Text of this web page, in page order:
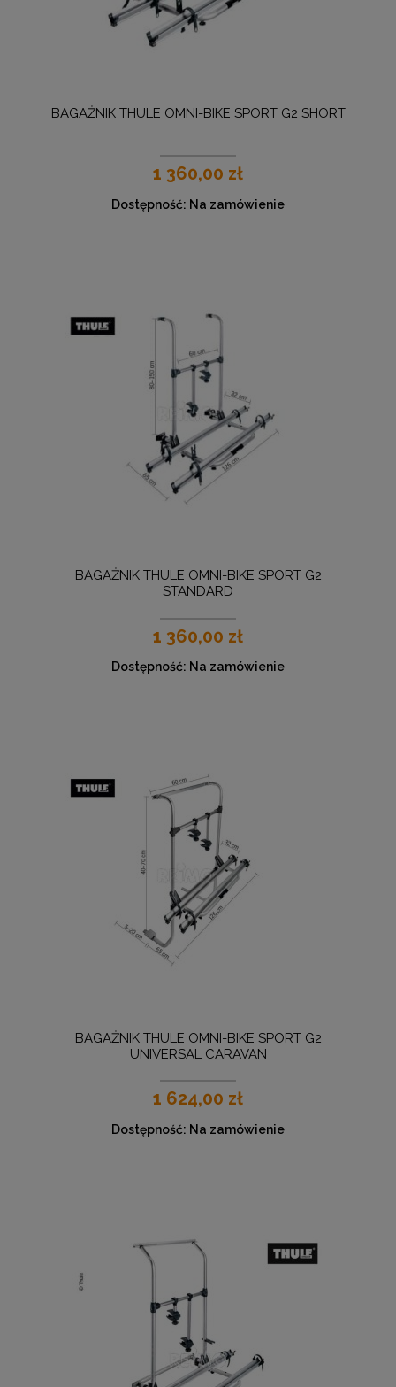
BAGAŻNIK THULE OMNI-BIKE SPORT G2 SHORT
1 360,00 zł
Dostępność: Na zamówienie
BAGAŻNIK THULE OMNI-BIKE SPORT G2
STANDARD
1 360,00 zł
Dostępność: Na zamówienie
BAGAŻNIK THULE OMNI-BIKE SPORT G2
UNIVERSAL CARAVAN
1 624,00 zł
Dostępność: Na zamówienie